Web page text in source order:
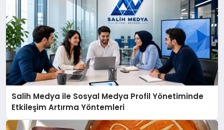
Salih Medya ile Sosyal Medya Profil Yönetiminde
Etkileşim Artırma Yöntemleri